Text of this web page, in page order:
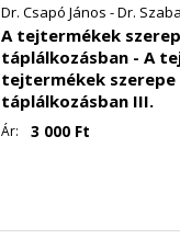
Dr. Csapó János - Dr.
A tejtermékek
táplálkozásban - A
tejtermékek szerepe
táplálkozásban III.
Ár: 3 000 Ft